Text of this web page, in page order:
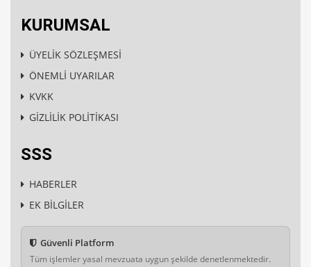
KURUMSAL
ÜYELİK SÖZLEŞMESİ
ÖNEMLİ UYARILAR
KVKK
GİZLİLİK POLİTİKASI
SSS
HABERLER
EK BİLGİLER
Güvenli Platform
Tüm işlemler yasal mevzuata uygun şekilde denetlenmektedir.